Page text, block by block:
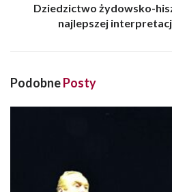
Dziedzictwo żydowsko-
najlepszej
PodobnePosty